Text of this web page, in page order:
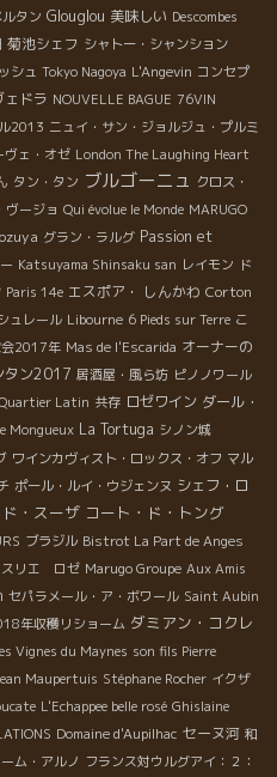
タン Glouglou 美味しい Descombes
菊池シェフ シャトー・シャンション
シュ Tokyo Nagoya L'Angevin コンセプ
ェドラ NOUVELLE BAGUE 76VIN
2013 ニュイ・サン・ジョルジュ・プルミ
ヴェ・オゼ London The Laughing Heart
タン・タン ブルゴーニュ クロス・
ヴージョ Qui évolue le Monde MARUGO
グラン・ラルグ Passion et
Katsuyama Shinsaku san レイモン ド
Paris 14e エスポア・ しんかわ Corton
ュレール Libourne 6 Pieds sur Terre こ
会2017年 Mas de l'Escarida オーナーの
タン2017 居酒屋・風ら坊 ピノノワール
Latin 共存 ロゼワイン ダール・
Mongueux La Tortuga シノン城
ワインカヴィスト・ロックス・オフ マル
ポール・ルイ・ウジェンヌ シェフ・ロ
・スーザ コート・ド・トング
ブラジル Bistrot La Part de Anges
スリエ ロゼ Marugo Groupe Aux Amis
セパラメール・ア・ボワール Saint Aubin
年収穫リショーム ダミアン・コクレ
Vignes du Maynes son fils Pierre
Maupertuis Stéphane Rocher イクザ
L'Echappee belle rosé Ghislaine
Domaine d'Aupilhac セーヌ河 和
ム・アルノ フランス対ウルグアイ：２：